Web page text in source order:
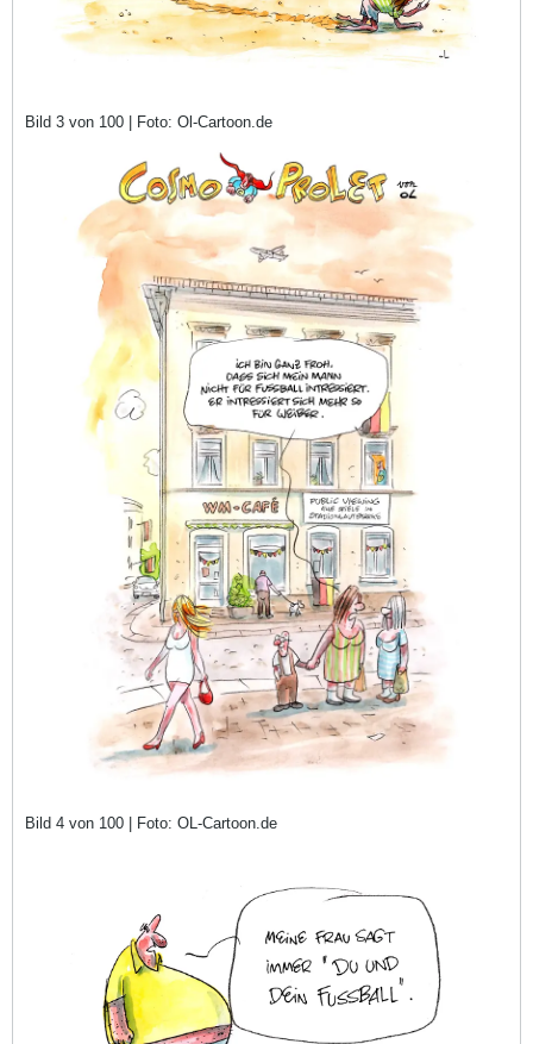
Bild 3 von 100 | Foto: Ol-Cartoon.de
Bild 4 von 100 | Foto: OL-Cartoon.de